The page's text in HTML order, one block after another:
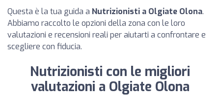
Questa è la tua guida a Nutrizionisti a Olgiate Olona.
Abbiamo raccolto le opzioni della zona con le loro
valutazioni e recensioni reali per aiutarti a confrontare e
scegliere con fiducia.
Nutrizionisti con le migliori
valutazioni a Olgiate Olona